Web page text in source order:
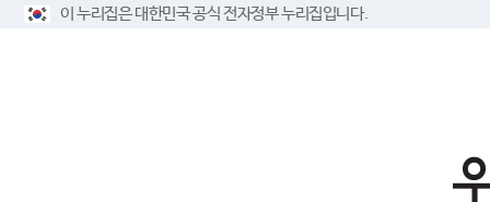
이 누리집은 대한민국 공식 전자정부 누리집입니다.